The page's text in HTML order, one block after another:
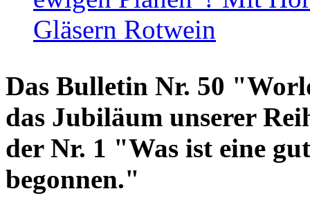
Gläsern Rotwein
Das Bulletin Nr. 50
das Jubiläum unserer
der Nr. 1 "Was ist eine
begonnen."